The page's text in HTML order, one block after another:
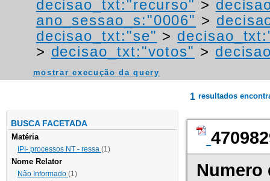
decisao_txt:"recurso" >
ano_sessao_s:"0006" >
decisao_txt:"se" >
> decisao_txt:"votos" >
mostrar execução da query
BUSCA FACETADA
Matéria
IPI- processos NT - ressa (1)
Nome Relator
Não Informado (1)
1 resultados
Numero